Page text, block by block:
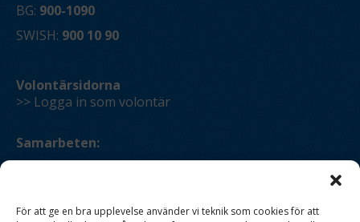
För att ge en bra upplevelse använder vi teknik som cookies för att
BG: 900-1090
SWISH: 900 10 90
Volontärsidorna
>> Logga in som volontär
Samarbeten: